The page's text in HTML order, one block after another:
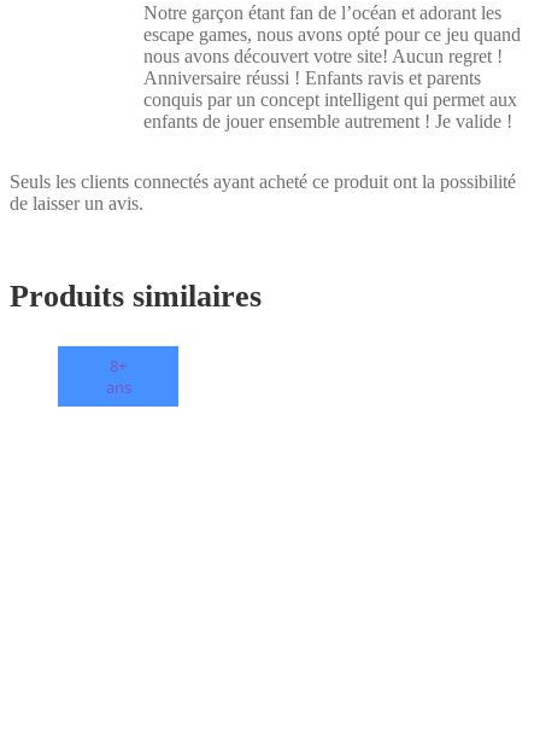
Notre garçon étant fan de l’océan et adorant les
escape games, nous avons opté pour ce jeu quand
nous avons découvert votre site! Aucun regret !
Anniversaire réussi ! Enfants ravis et parents
conquis par un concept intelligent qui permet aux
enfants de jouer ensemble autrement ! Je valide !
Seuls les clients connectés ayant acheté ce produit ont la possibilité
de laisser un avis.
Produits similaires
8+
ans